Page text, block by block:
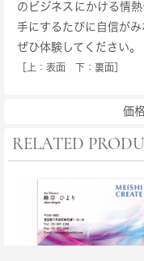
のビジネスにかける情
手にするたびに自信が
ぜひ体験してください。
［上：表面 下：裏面］
価
RELATED